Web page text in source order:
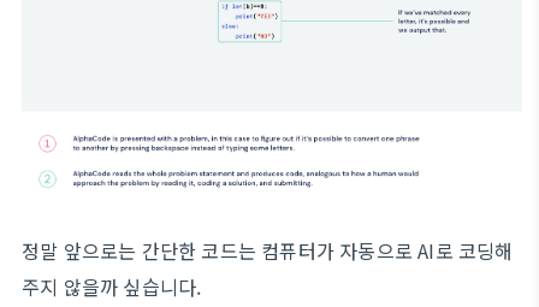
정말 앞으로는 간단한 코드는 컴퓨터가 자동으로 AI로 코딩해
주지 않을까 싶습니다.